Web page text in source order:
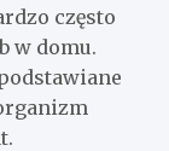
często
w domu.